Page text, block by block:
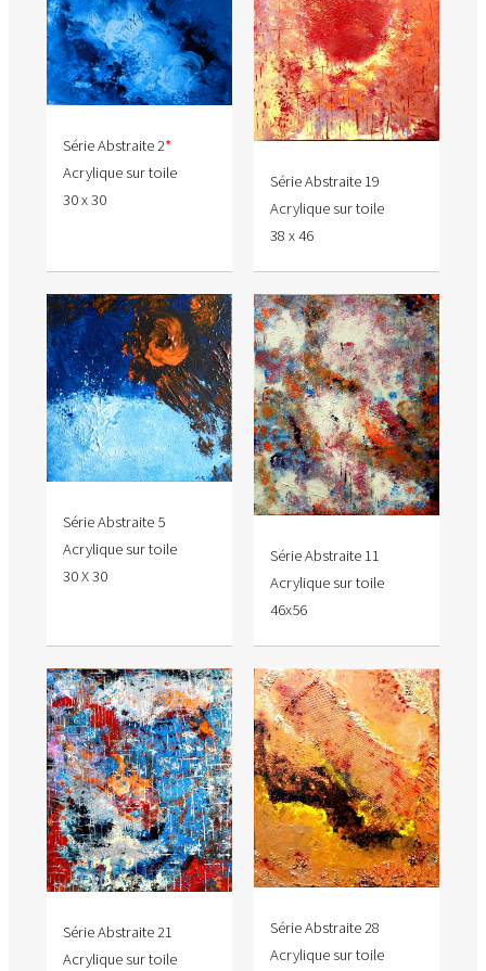
Série Abstraite 2*
Acrylique sur toile
30 x 30
Série Abstraite 19
Acrylique sur toile
38 x 46
Série Abstraite 5
Acrylique sur toile
30 X 30
Série Abstraite 11
Acrylique sur toile
46x56
Série Abstraite 21
Acrylique sur toile
Série Abstraite 28
Acrylique sur toile